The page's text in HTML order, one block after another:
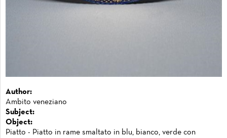
Author:
Ambito veneziano
Subject:
Object:
Piatto - Piatto in rame smaltato in blu, bianco, verde con